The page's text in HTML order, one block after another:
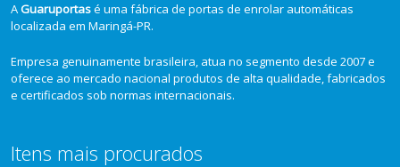
AGuaruportasé uma fábrica de portas de enrolar automáticas
localizada em Maringá-PR.
Empresa genuinamente brasileira, atua no segmento desde 2007 e
oferece ao mercado nacional produtos de alta qualidade, fabricados
e certificados sob normas internacionais.
Itens mais procurados